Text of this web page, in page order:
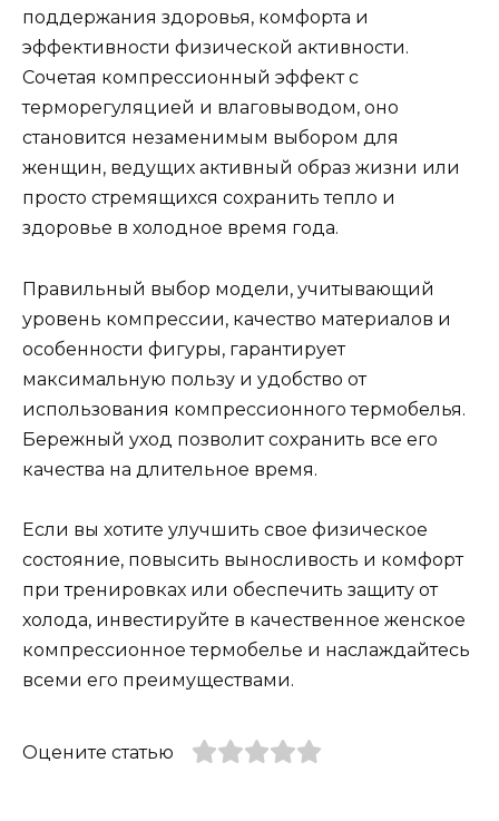
поддержания здоровья, комфорта и
эффективности физической активности.
Сочетая компрессионный эффект с
терморегуляцией и влаговыводом, оно
становится незаменимым выбором для
женщин, ведущих активный образ жизни или
просто стремящихся сохранить тепло и
здоровье в холодное время года.
Правильный выбор модели, учитывающий
уровень компрессии, качество материалов и
особенности фигуры, гарантирует
максимальную пользу и удобство от
использования компрессионного термобелья.
Бережный уход позволит сохранить все его
качества на длительное время.
Если вы хотите улучшить свое физическое
состояние, повысить выносливость и комфорт
при тренировках или обеспечить защиту от
холода, инвестируйте в качественное женское
компрессионное термобелье и наслаждайтесь
всеми его преимуществами.
Оцените статью